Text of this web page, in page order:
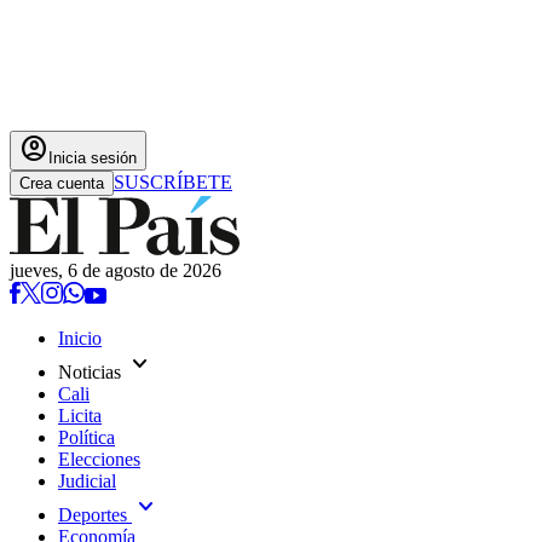
account_circle Inicia sesión
Crea cuenta SUSCRÍBETE
jueves, 6 de agosto de 2026
Inicio
Noticias expand_more
Cali
Licita
Política
Elecciones
Judicial
Deportes expand_more
Economía